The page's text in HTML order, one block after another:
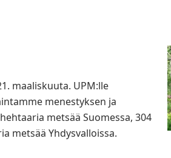
maaliskuuta. UPM:lle
menestyksen ja
metsää Suomessa, 304
metsää Yhdysvalloissa.